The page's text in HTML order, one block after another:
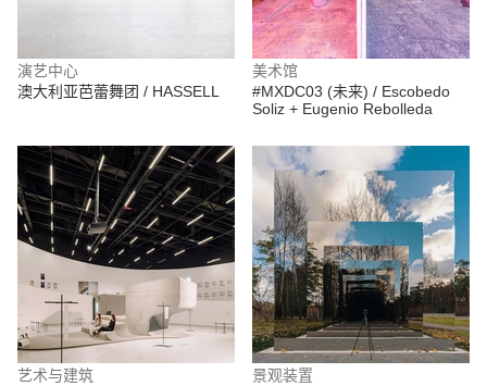
演艺中心
澳大利亚芭蕾舞团 / HASSELL
美术馆
#MXDC03 (未来) / Escobedo
Soliz + Eugenio Rebolleda
艺术与建筑
景观装置